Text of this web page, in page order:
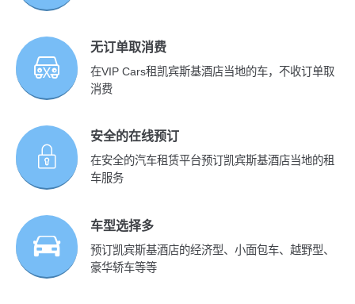
无订单取消费
在VIP Cars租凯宾斯基酒店当地的车，不收订单取
消费
安全的在线预订
在安全的汽车租赁平台预订凯宾斯基酒店当地的租
车服务
车型选择多
预订凯宾斯基酒店的经济型、小面包车、越野型、
豪华轿车等等